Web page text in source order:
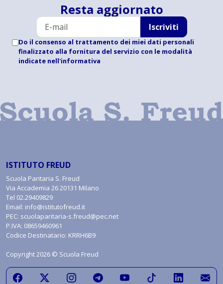
Resta aggiornato
Iscriviti
Do il consenso al trattamento dei miei dati personali
finalizzato alla fornitura del servizio con le modalità
indicate nell'informativa
ISTITUTO FREUD
Scuola Paritaria S. Freud
Via Accademia 26 20131 Milano
Tel 02.29409829
Email: info@istitutofreud.it
PEC: scuolaparitaria-s.freud@pec.net
P.IVA: 08659460961
Codice Destinatario: KRRH6B9
Copyright 2026 © Scuola Freud